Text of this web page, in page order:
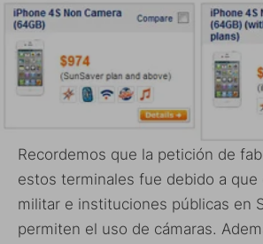
Recordemos que la petición de
estos terminales fue debido a que
militar e instituciones públicas en
permiten el uso de cámaras.